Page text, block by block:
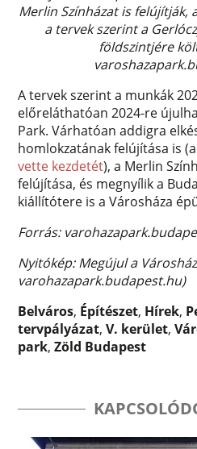
Merlin Színházat is felújítják,
a tervek szerint a
földszintjére
A tervek szerint a munkák
előreláthatóan 2024-re
Park. Várhatóan addigra
homlokzatának felújítása is
vette kezdetét), a Merlin
felújítása, és megnyílik a
kiállítótere is a Városháza
Forrás:
Nyitókép: Megújul a
varohazapark.budapest.hu)
Belváros, Építészet, Hírek,
tervpályázat,V. kerület,
park,Zöld Budapest